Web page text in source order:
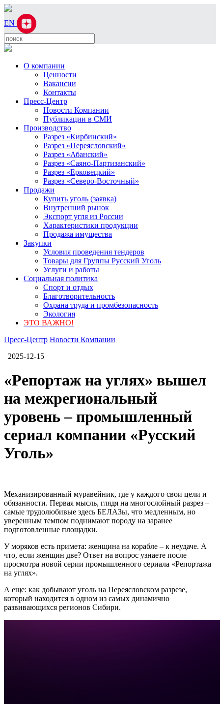
EN
О компании
Ценности
Вакансии
Контакты
Пресс-Центр
Новости Компании
Публикации в СМИ
Производство
Разрез «Кирбинский»
Разрез «Переясловский»
Разрез «Абанский»
Разрез «Саяно-Партизанский»
Разрез «Ерковецкий»
Разрез «Северо-Восточный»
Продажи
Купить уголь (заявка)
Внутренний рынок
Экспорт угля из России
Характеристики продукции
Продажа имущества
Закупки
Условия проведения тендеров
Товары для Группы Русский Уголь
Услуги и работы
Социальная политика
Спорт и отдых
Благотворительность
Охрана труда и промбезопасность
Экология
ЭТО ВАЖНО!
Пресс-Центр Новости Компании
2025-12-15
«Репортаж на углях» вышел
на межрегиональный
уровень – промышленный
сериал компании «Русский
Уголь»
Механизированный муравейник, где у каждого свои цели и
обязанности. Первая мысль, глядя на многослойный разрез –
самые трудолюбивые здесь БЕЛАЗы, что медленным, но
уверенным темпом поднимают породу на заранее
подготовленные площадки.
У моряков есть примета: женщина на корабле – к неудаче. А
что, если женщин две? Ответ на вопрос узнаете после
просмотра новой серии промышленного сериала «Репортажа
на углях».
А еще: как добывают уголь на Переясловском разрезе,
который находится в одном из самых динамично
развивающихся регионов Сибири.